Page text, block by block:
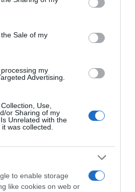
Google and its third-party tags to
purposes in below Google
Sale of my
my
Advertising.
Use,
or Sharing of my
Unrelated with the
was collected.
to enable storage
like cookies on web or